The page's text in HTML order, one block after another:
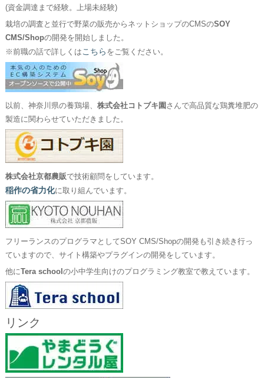
(資金調達まで経験。上場未経験)
栽培の調査と並行で野菜の販売からネットショップのCMSのSOY
CMS/Shopの開発を開始しました。
※前職の話で詳しくは こちら をご覧ください。
以前、神奈川県の養鶏場、 株式会社コトブキ園 さんで高品質な鶏糞堆肥の
製造に関わらせていただきました。
株式会社京都農販で技術顧問をしています。
稲作の省力化に取り組んでいます。
フリーランスのプログラマとしてSOY CMS/Shopの開発も引き続き行っ
ていますので、サイト構築やプラグインの開発をしています。
他にTera school の小中学生向けのプログラミング教室で教えています。
リンク